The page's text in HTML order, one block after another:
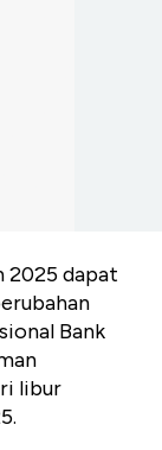
2025 dapat
Bank
libur